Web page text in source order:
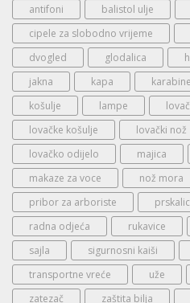
antifoni balistol ulje
cipele za slobodno vrijeme
dvogled
glodalica
jakna
kapa
košulje
lampe
lovačke košulje
lovački nož
lovačko odijelo
majica
makaze za voce
nož mora
pribor za arboriste
radna odjeća
rukavice
sajla
sigurnosni kaiši
transportne vreće
uže
zatezač
zaštita bilja